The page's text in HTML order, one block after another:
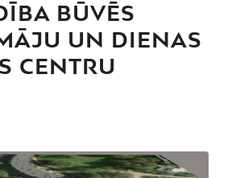
BŪVĒS
UN DIENAS
CENTRU